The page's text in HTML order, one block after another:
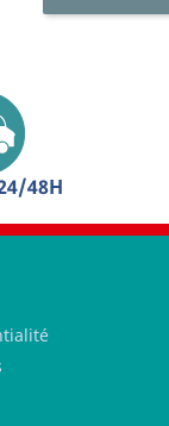
48H